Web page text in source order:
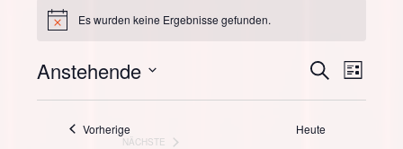
Veranstaltungen
HinweisEs wurden keine Ergebnisse gefunden.
Suche
SUCHELISTE
Anstehende
VorherigeVeranstaltungen Heute
NÄCHSTE